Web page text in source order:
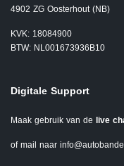
4902 ZG Oosterhout (NB)
KVK: 18084900
BTW: NL001673936B10
Digitale Support
Maak gebruik van de live
of mail naar